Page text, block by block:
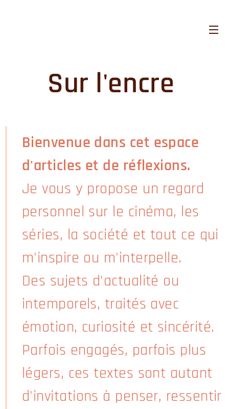
Sur l'encre
Bienvenue dans cet espace
d'articles et de réflexions.
Je vous y propose un regard
personnel sur le cinéma, les
séries, la société et tout ce qui
m'inspire ou m'interpelle.
Des sujets d'actualité ou
intemporels, traités avec
émotion, curiosité et sincérité.
Parfois engagés, parfois plus
légers, ces textes sont autant
d'invitations à penser, ressentir